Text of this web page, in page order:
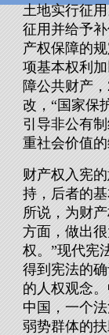
土地实行征
征用并给予
产权保障的
项基本权利
障公共财产
改，“国家保
引导非公有
重社会价值
财产权入宪
持，后者的
所说，为财
方面，做出
权。”现代宪
得到宪法的
的人权观念
中国，一个
弱势群体的